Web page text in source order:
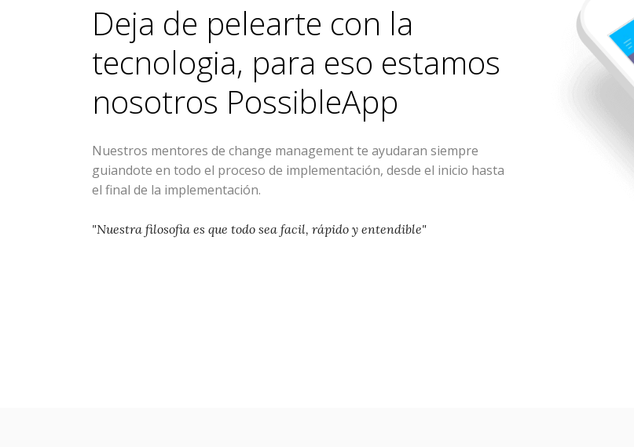
Deja de pelearte con la
tecnologia, para eso estamos
nosotros PossibleApp
Nuestros mentores de change management te ayudaran siempre
guiandote en todo el proceso de implementación, desde el inicio hasta
el final de la implementación.
"Nuestra filosofia es que todo sea facil, rápido y entendible"